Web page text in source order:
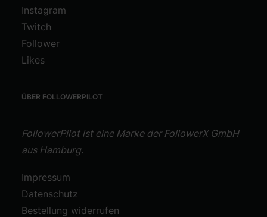
Instagram
Twitch
Follower
Likes
ÜBER FOLLOWERPILOT
FollowerPilot ist eine Marke der FollowerX GmbH
aus Hamburg.
Impressum
Datenschutz
Bestellung widerrufen